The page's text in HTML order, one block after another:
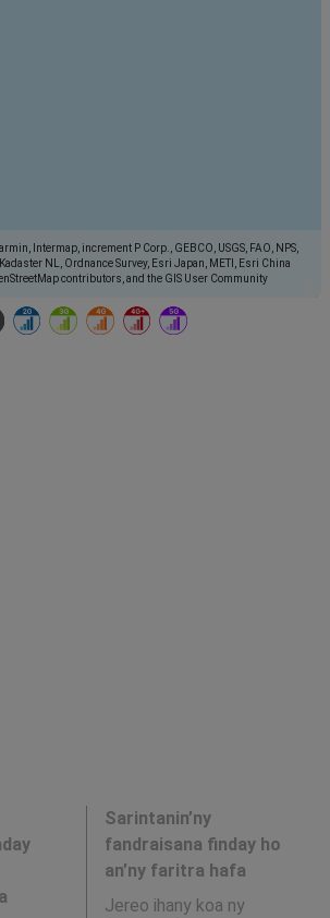
Intermap, increment P Corp., GEBCO, USGS, FAO, NPS,
NL, Ordnance Survey, Esri Japan, METI, Esri China
contributors, and the GIS User Community
Sarintanin’ny
fandraisana finday ho
an’ny faritra hafa
Jereo ihany koa ny